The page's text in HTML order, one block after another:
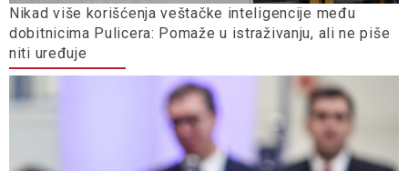
Nikad više korišćenja veštačke inteligencije među
dobitnicima Pulicera: Pomaže u istraživanju, ali ne piše
niti uređuje